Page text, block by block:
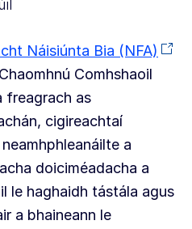
Náisiúnta Bia (NFA)
Comhshaoil
freagrach as
cigireachtaí
a
doiciméadacha a
le haghaidh tástála agus
a bhaineann le